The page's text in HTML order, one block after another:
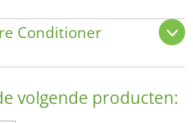
Conditioner
volgende producten: